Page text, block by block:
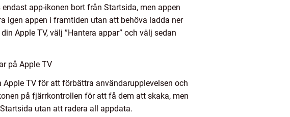
app-ikonen bort från Startsida, men appen
igen appen i framtiden utan att behöva ladda ner
Apple TV, välj ”Hantera appar” och välj sedan
på Apple TV
TV för att förbättra användarupplevelsen och
på fjärrkontrollen för att få dem att skaka, men
utan att radera all appdata.